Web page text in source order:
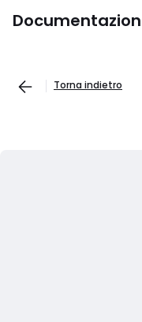
Torna indietro